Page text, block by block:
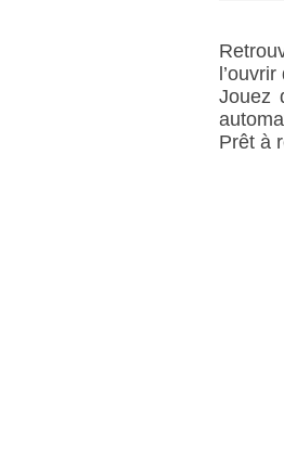
Jouez
Prêt à